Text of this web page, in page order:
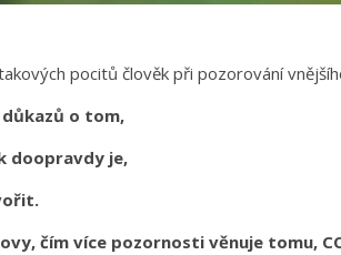
pocitů člověk při pozorování
o tom,
doopravdy je,
čím více pozornosti věnuje tomu,